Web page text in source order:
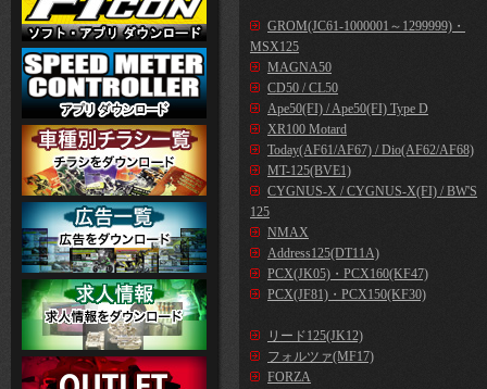
GROM(JC61-1000001～1299999)・
MSX125
MAGNA50
CD50 / CL50
Ape50(FI) / Ape50(FI) Type D
XR100 Motard
Today(AF61/AF67) / Dio(AF62/AF68)
MT-125(BVE1)
CYGNUS-X / CYGNUS-X(FI) / BW'S
125
NMAX
Address125(DT11A)
PCX(JK05)・PCX160(KF47)
PCX(JF81)・PCX150(KF30)
リード125(JK12)
フォルツァ(MF17)
FORZA